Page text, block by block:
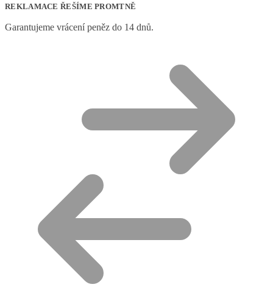
REKLAMACE ŘEŠÍME PROMTNĚ
Garantujeme vrácení peněz do 14 dnů.